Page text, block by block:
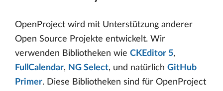
OpenProject wird mit Unterstützung anderer
Open Source Projekte entwickelt. Wir
verwenden Bibliotheken wie CKEditor 5,
FullCalendar, NG Select, und natürlich GitHub
Primer. Diese Bibliotheken sind für OpenProject